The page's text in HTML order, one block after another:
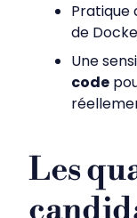
Pratique
de
Une
code
Les